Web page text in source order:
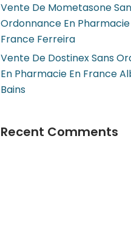
Vente De Mometasone
Ordonnance En Pharmacie
France Ferreira
Vente De Dostinex Sans
En Pharmacie En France
Bains
Recent Comments